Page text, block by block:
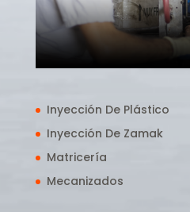
Inyección De Plástico
Inyección De Zamak
Matricería
Mecanizados